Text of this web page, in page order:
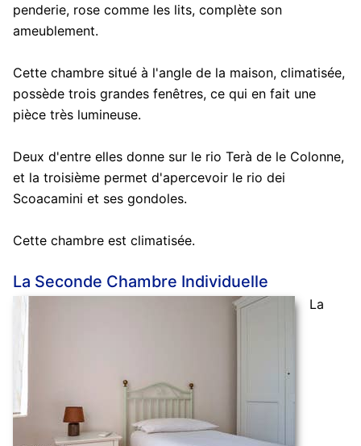
penderie, rose comme les lits, complète son
ameublement.
Cette chambre situé à l'angle de la maison, climatisée,
possède trois grandes fenêtres, ce qui en fait une
pièce très lumineuse.
Deux d'entre elles donne sur le rio Terà de le Colonne,
et la troisième permet d'apercevoir le rio dei
Scoacamini et ses gondoles.
Cette chambre est climatisée.
La Seconde Chambre Individuelle
La